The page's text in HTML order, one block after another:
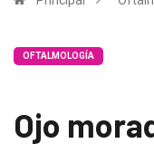
OFTALMOLOGÍA
Ojo